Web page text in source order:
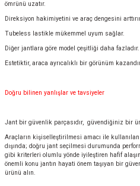
ömrünü uzatır.
Direksiyon hakimiyetini ve araç dengesini
Tubeless lastikle mükemmel uyum sağlar.
Diğer jantlara göre model çeşitliği daha fazladır.
Estetiktir, araca ayrıcalıklı bir görünüm
Doğru bilinen yanlışlar ve tavsiyeler
Jant bir güvenlik parçasıdır, güvendiğiniz bir
Araçların kişiselleştirilmesi amacı ile
dışında; doğru jant seçilmesi durumunda
gibi kriterleri olumlu yönde iyileştiren hafif
önemli konu jantın hayati önem taşıyan bir
ürünü alın.